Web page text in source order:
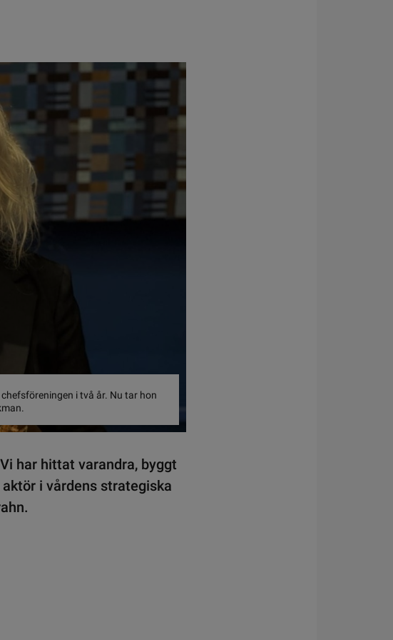
i två år. Nu tar hon
har hittat varandra, byggt
i vårdens strategiska